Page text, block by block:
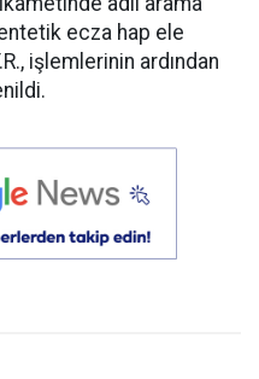
ecza hap ele
işlemlerinin ardından